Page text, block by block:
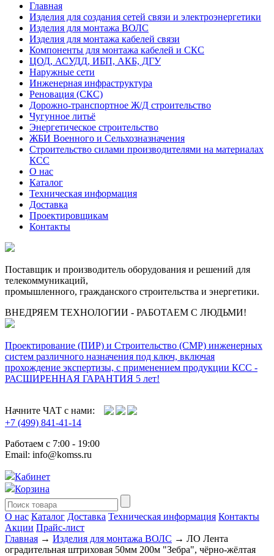
Главная
Изделия для создания сетей связи и электроэнергетики
Изделия для монтажа ВОЛС
Изделия для монтажа кабелей связи
Компоненты для монтажа кабелей и СКС
ЦОД, АСУДД, ИБП, АКБ, ДГУ
Наружные сети
Инженерная инфраструктура
Реновация (СКС)
Дорожно-транспортное Ж/Д строительство
Чугунное литьё
Энергетическое строительство
ЖБИ Военного и Сельхозназначения
Строительство силами производителями на материалах
КСС
О нас
Каталог
Техническая информация
Доставка
Проектировщикам
Контакты
Поставщик и производитель оборудования и решений для
телекоммуникаций,
промышленного, гражданского строительства и энергетики.
ВНЕДРЯЕМ ТЕХНОЛОГИИ - РАБОТАЕМ С ЛЮДЬМИ!
Проектирование (ПИР) и Cтроительство (СМР) инженерных
систем различного назначения под ключ, включая
прохождение экспертизы, с применением продукции КСС -
РАСШИРЕННАЯ ГАРАНТИЯ 5 лет!
Начните ЧАТ с нами:
+7 (499) 841-41-14
Работаем с 7:00 - 19:00
Email: info@komss.ru
Кабинет
Корзина
О нас Каталог Доставка Техническая информация Контакты
Акции Прайс-лист
Главная → Изделия для монтажа ВОЛС → ЛО Лента
оградительная штриховая 50мм 200м "Зебра", чёрно-жёлтая